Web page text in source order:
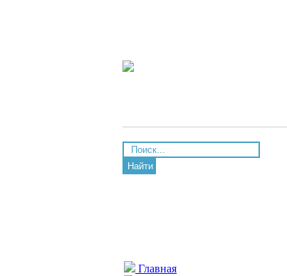
Найти
Главная